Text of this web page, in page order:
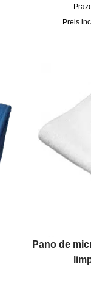
Pano de